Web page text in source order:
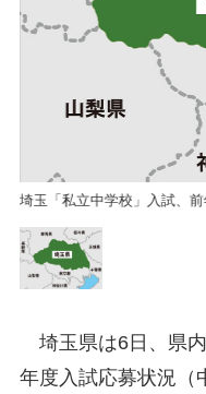
埼玉「私立中学校」入試、
埼玉県は6日、県
年度入試応募状況（